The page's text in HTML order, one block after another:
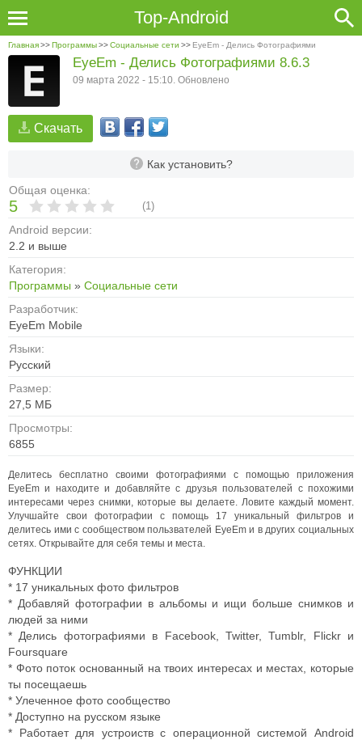
Top-Android
Главная>>Программы>>Социальные сети >> EyeEm - Делись Фотографиями
Скачать
Как установить?
Общая оценка:
5 (1)
Android версии:
2.2 и выше
Категория:
Программы » Социальные сети
Разработчик:
EyeEm Mobile
Языки:
Русский
Размер:
27,5 МБ
Просмотры:
6855
EyeEm - Делись Фотографиями 8.6.3
09 марта 2022 - 15:10. Обновлено
Делитесь бесплатно своими фотографиями с помощью приложения
EyeEm и находите и добавляйте с друзья пользователей с похожими
интересами через снимки, которые вы делаете. Ловите каждый момент.
Улучшайте свои фотографии с помощь 17 уникальный фильтров и
делитесь ими c сообществом пользвателей EyeEm и в других социальных
сетях. Открывайте для себя темы и места.
ФУНКЦИИ
* 17 уникальных фото фильтров
* Добавляй фотографии в альбомы и ищи больше снимков и
людей за ними
* Делись фотографиями в Facebook, Twitter, Tumblr, Flickr и
Foursquare
* Фото поток основанный на твоих интересах и местах, которые
ты посещаешь
* Улеченное фото сообщество
* Доступно на русском языке
* Работает для устроиств с операционной системой Android